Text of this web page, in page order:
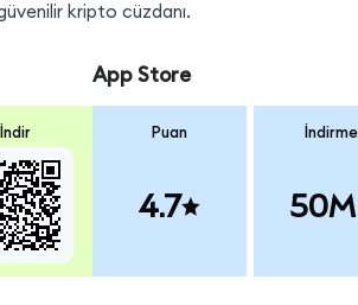
kripto cüzdanı.
İndir
App Store
Puan
4.7
İndirme